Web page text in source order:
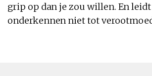
grip op dan je zou willen. En
onderkennen niet tot